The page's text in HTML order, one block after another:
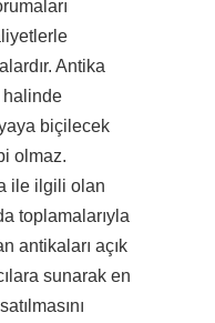
Antika
halinde
biçilecek
olmaz.
ile ilgili olan
toplamalarıyla
antikaları açık
sunarak en